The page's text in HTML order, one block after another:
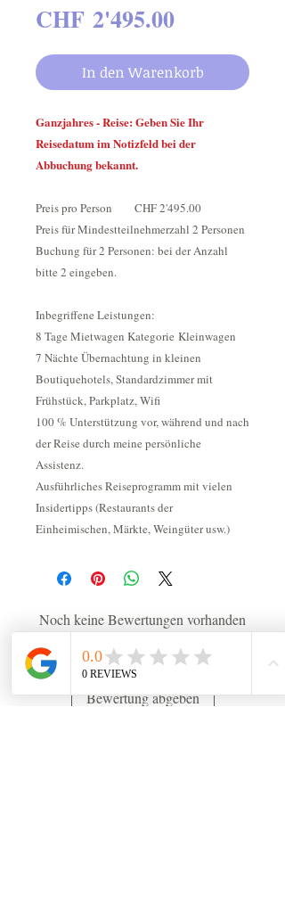
CHF 2'495.00Preis
In den Warenkorb
Ganzjahres - Reise: Geben Sie Ihr
Reisedatum im Notizfeld bei der
Abbuchung bekannt.
Preis pro Person CHF 2'495.00
Preis für Mindestteilnehmerzahl 2 Personen
Buchung für 2 Personen: bei der Anzahl
bitte 2 eingeben.
Inbegriffene Leistungen:
8 Tage Mietwagen Kategorie Kleinwagen
7 Nächte Übernachtung in kleinen
Boutiquehotels, Standardzimmer mit
Frühstück, Parkplatz, Wifi
100 % Unterstützung vor, während und nach
der Reise durch meine persönliche
Assistenz.
Ausführliches Reiseprogramm mit vielen
Insidertipps (Restaurants der
Einheimischen, Märkte, Weingüter usw.)
Noch keine Bewertungen vorhanden
Bewertung abgeben